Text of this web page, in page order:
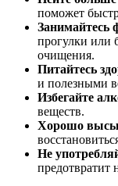
поможет
Занимайтесь
прогулки или
очищения.
Питайтесь
и полезными
Избегайте
веществ.
Хорошо
Не
предотвратит